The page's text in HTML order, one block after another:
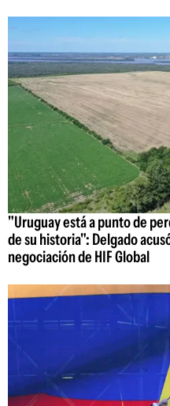
"Uruguay está a punto de
de su historia": Delgado
negociación de HIF Global